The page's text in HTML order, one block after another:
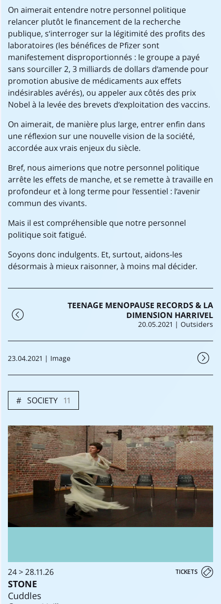
On aimerait entendre notre personnel politique
relancer plutôt le financement de la recherche
publique, s’interroger sur la légitimité des profits des
laboratoires (les bénéfices de Pfizer sont
manifestement disproportionnés : le groupe a payé
sans sourciller 2, 3 milliards de dollars d’amende pour
promotion abusive de médicaments aux effets
indésirables avérés), ou appeler aux côtés des prix
Nobel à la levée des brevets d’exploitation des vaccins.
On aimerait, de manière plus large, entrer enfin dans
une réflexion sur une nouvelle vision de la société,
accordée aux vrais enjeux du siècle.
Bref, nous aimerions que notre personnel politique
arrête les effets de manche, et se remette à travaille en
profondeur et à long terme pour l’essentiel : l’avenir
commun des vivants.
Mais il est compréhensible que notre personnel
politique soit fatigué.
Soyons donc indulgents. Et, surtout, aidons-les
désormais à mieux raisonner, à moins mal décider.
TEENAGE MENOPAUSE RECORDS & LA
DIMENSION HARRIVEL
20.05.2021 | Outsiders
23.04.2021 | Image
SOCIETY 11
24 > 28.11.26 TICKETS
STONE
Cuddles